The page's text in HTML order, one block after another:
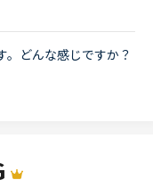
。どんな感じですか？